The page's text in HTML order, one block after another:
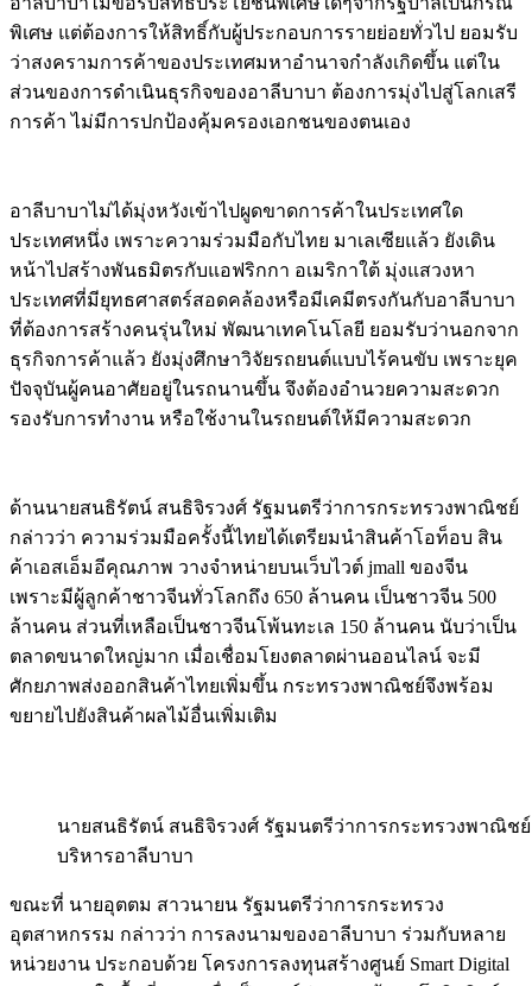
พิเศษ แต่ต้องการให้สิทธิ์กับผู้ประกอบการรายย่อยทั่วไป ยอมรับ
ว่าสงครามการค้าของประเทศมหาอำนาจกำลังเกิดขึ้น แต่ใน
ส่วนของการดำเนินธุรกิจของอาลีบาบา ต้องการมุ่งไปสู่โลกเสรี
การค้า ไม่มีการปกป้องคุ้มครองเอกชนของตนเอง
อาลีบาบาไม่ได้มุ่งหวังเข้าไปผูดขาดการค้าในประเทศใด
ประเทศหนึ่ง เพราะความร่วมมือกับไทย มาเลเซียแล้ว ยังเดิน
หน้าไปสร้างพันธมิตรกับแอฟริกกา อเมริกาใต้ มุ่งแสวงหา
ประเทศที่มียุทธศาสตร์สอดคล้องหรือมีเคมีตรงกันกับอาลีบาบา
ที่ต้องการสร้างคนรุ่นใหม่ พัฒนาเทคโนโลยี ยอมรับว่านอกจาก
ธุรกิจการค้าแล้ว ยังมุ่งศึกษาวิจัยรถยนต์แบบไร้คนขับ เพราะยุค
ปัจจุบันผู้คนอาศัยอยู่ในรถนานขึ้น จึงต้องอำนวยความสะดวก
รองรับการทำงาน หรือใช้งานในรถยนต์ให้มีความสะดวก
ด้านนายสนธิรัตน์ สนธิจิรวงศ์ รัฐมนตรีว่าการกระทรวงพาณิชย์
กล่าวว่า ความร่วมมือครั้งนี้ไทยได้เตรียมนำสินค้าโอท็อบ สิน
ค้าเอสเอ็มอีคุณภาพ วางจำหน่ายบนเว็บไวต์ jmall ของจีน
เพราะมีผู้ลูกค้าชาวจีนทั่วโลกถึง 650 ล้านคน เป็นชาวจีน 500
ล้านคน ส่วนที่เหลือเป็นชาวจีนโพ้นทะเล 150 ล้านคน นับว่าเป็น
ตลาดขนาดใหญ่มาก เมื่อเชื่อมโยงตลาดผ่านออนไลน์ จะมี
ศักยภาพส่งออกสินค้าไทยเพิ่มขึ้น กระทรวงพาณิชย์จึงพร้อม
ขยายไปยังสินค้าผลไม้อื่นเพิ่มเติม
นายสนธิรัตน์ สนธิจิรวงศ์ รัฐมนตรีว่าการกระทรวงพาณิ
บริหารอาลีบาบา
ขณะที่ นายอุตตม สาวนายน รัฐมนตรีว่าการกระทรวง
อุตสาหกรรม กล่าวว่า การลงนามของอาลีบาบา ร่วมกับหลาย
หน่วยงาน ประกอบด้วย โครงการลงทุนสร้างศูนย์ Smart Digital